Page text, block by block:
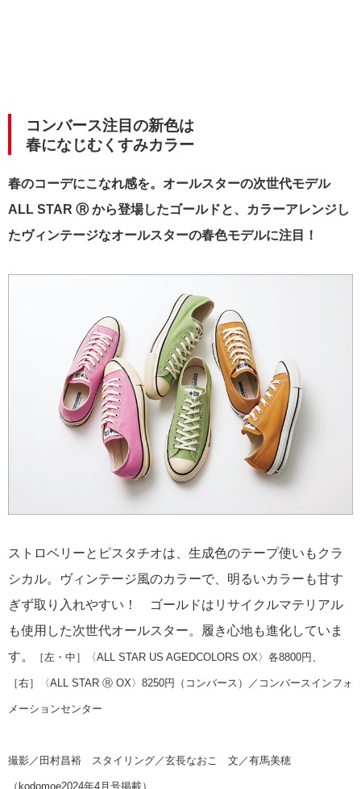
コンバース注目の新色は
春になじむくすみカラー
春のコーデにこなれ感を。オールスターの次世代モデル
ALL STAR Ⓡ から登場したゴールドと、カラーアレンジし
たヴィンテージなオールスターの春色モデルに注目！
ストロベリーとピスタチオは、生成色のテープ使いもクラ
シカル。ヴィンテージ風のカラーで、明るいカラーも甘す
ぎず取り入れやすい！ ゴールドはリサイクルマテリアル
も使用した次世代オールスター。履き心地も進化していま
す。
［左・中］〈ALL STAR US AGEDCOLORS OX〉各8800円、
［右］〈ALL STAR Ⓡ OX〉8250円（コンバース）／コンバースインフォ
メーションセンター
撮影／田村昌裕 スタイリング／玄長なおこ 文／有馬美穂
（kodomoe2024年4月号掲載）